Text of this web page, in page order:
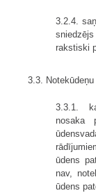
3.2.4.
rakstiski
3.3.
3.3.1.
nosaka
ūdens
nav,
ūdens